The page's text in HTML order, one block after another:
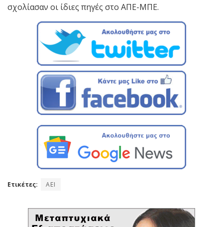
σχολίασαν οι ίδιες πηγές στο ΑΠΕ-ΜΠΕ.
Ετικέτες: AEI